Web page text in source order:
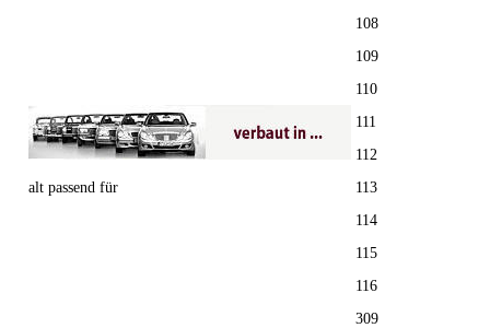
alt passend für
108
109
110
111
112
113
114
115
116
309